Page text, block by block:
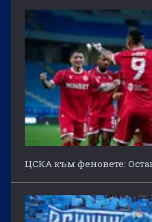
ЦСКА към феновете: